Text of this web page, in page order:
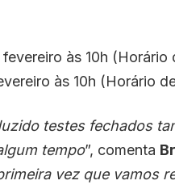
fevereiro às 10h (Horário
às 10h (Horário
testes fechados
tempo”, comenta
vez que vamos